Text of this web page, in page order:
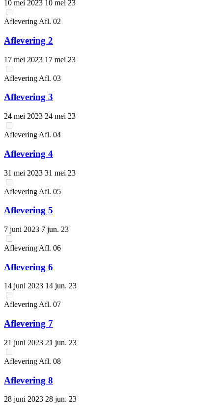
10 mei 2023 10 mei 23
Aflevering Afl. 02
Aflevering 2
17 mei 2023 17 mei 23
Aflevering Afl. 03
Aflevering 3
24 mei 2023 24 mei 23
Aflevering Afl. 04
Aflevering 4
31 mei 2023 31 mei 23
Aflevering Afl. 05
Aflevering 5
7 juni 2023 7 jun. 23
Aflevering Afl. 06
Aflevering 6
14 juni 2023 14 jun. 23
Aflevering Afl. 07
Aflevering 7
21 juni 2023 21 jun. 23
Aflevering Afl. 08
Aflevering 8
28 juni 2023 28 jun. 23